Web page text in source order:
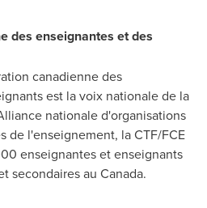
des enseignantes et des
canadienne des
est la voix nationale de la
nationale d'organisations
de l'enseignement, la CTF/FCE
enseignantes et enseignants
secondaires au Canada.